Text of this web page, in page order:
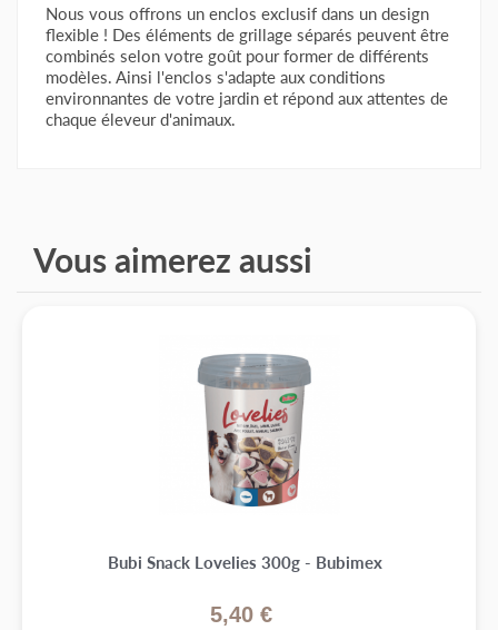
Nous vous offrons un enclos exclusif dans un design
flexible ! Des éléments de grillage séparés peuvent être
combinés selon votre goût pour former de différents
modèles. Ainsi l'enclos s'adapte aux conditions
environnantes de votre jardin et répond aux attentes de
chaque éleveur d'animaux.
Vous aimerez aussi
Bubi Snack Lovelies 300g - Bubimex
5,40 €